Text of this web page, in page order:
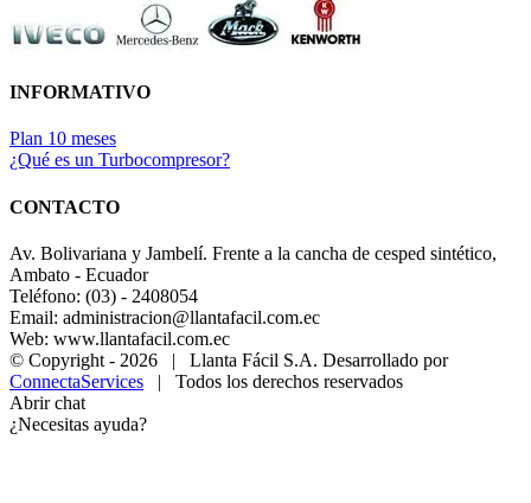
INFORMATIVO
Plan 10 meses
¿Qué es un Turbocompresor?
CONTACTO
Av. Bolivariana y Jambelí. Frente a la cancha de cesped sintético,
Ambato - Ecuador
Teléfono: (03) - 2408054
Email: administracion@llantafacil.com.ec
Web: www.llantafacil.com.ec
© Copyright - 2026 | Llanta Fácil S.A. Desarrollado por
ConnectaServices | Todos los derechos reservados
Abrir chat
¿Necesitas ayuda?